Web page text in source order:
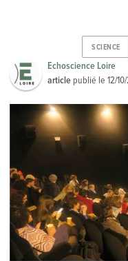
SCIENCE
Echoscience Loire
article publié le12/